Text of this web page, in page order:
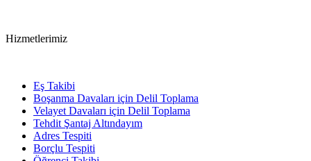
Hizmetlerimiz
Eş Takibi
Boşanma Davaları için Delil Toplama
Velayet Davaları için Delil Toplama
Tehdit Şantaj Altındayım
Adres Tespiti
Borçlu Tespiti